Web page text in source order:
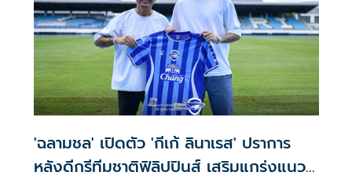
ประเทศไทย สมาพันธ์ฟุตบอลแห่งเอเชีย (AFC) ลงสนาม
ถ่ายทอดทักษะฟุตบอลให้กับน้องๆอย่างใกล้ชิด ที่สนาม
ฟุตบอลโรงเรียนวัดโป่งตามุข อ.พานทอง จ.ชลบุรี
'ฉลามชล' เปิดตัว 'กีเก้ ลินาเรส' ปราการ
หลังดีกรีทีมชาติฟิลิปปินส์ เสริมแกร่งแนว